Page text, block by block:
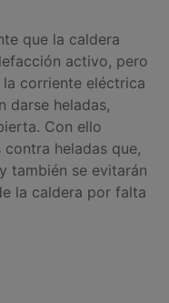
que la caldera
activo, pero
corriente eléctrica
darse heladas,
Con ello
heladas que,
también se evitarán
la caldera por falta